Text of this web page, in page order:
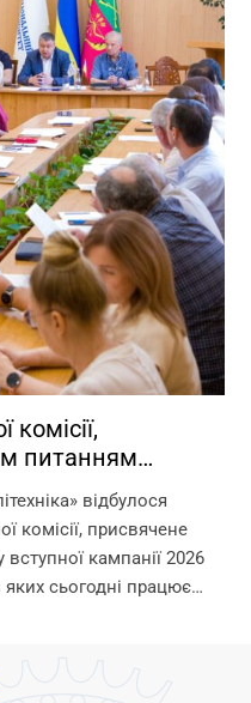
питанням
2026 року
відбулося
комісії, присвячене
кампанії 2026
сьогодні працює